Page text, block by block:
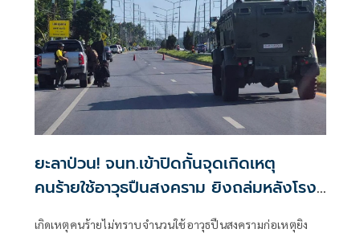
ยะลาป่วน! จนท.เข้าปิดกั้นจุดเกิดเหตุ
คนร้ายใช้อาวุธปืนสงคราม ยิงถล่มหลังโรง
เกิดเหตุคนร้ายไม่ทราบจำนวนใช้อาวุธปืนสงครามก่อเหตุยิง